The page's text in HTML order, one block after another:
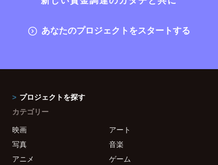
あなたのプロジェクトをスタートする
プロジェクトを探す
カテゴリー
映画
アート
写真
音楽
アニメ
ゲーム